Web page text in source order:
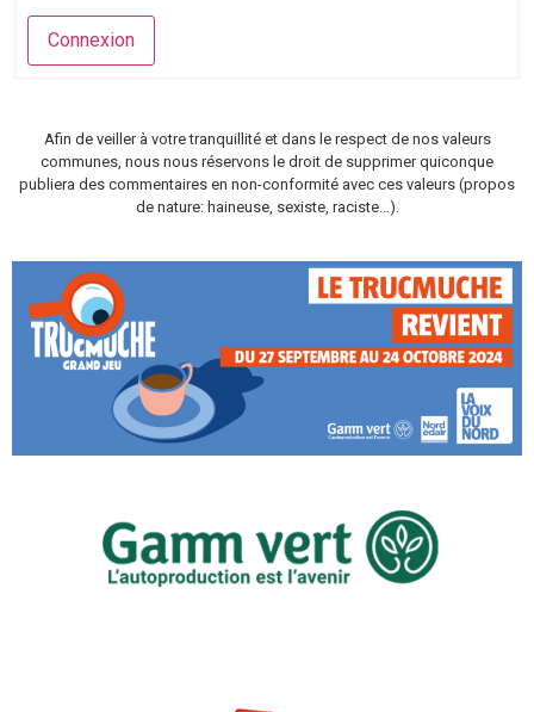
Connexion
Afin de veiller à votre tranquillité et dans le respect de nos valeurs
communes, nous nous réservons le droit de supprimer quiconque
publiera des commentaires en non-conformité avec ces valeurs (propos
de nature: haineuse, sexiste, raciste…).